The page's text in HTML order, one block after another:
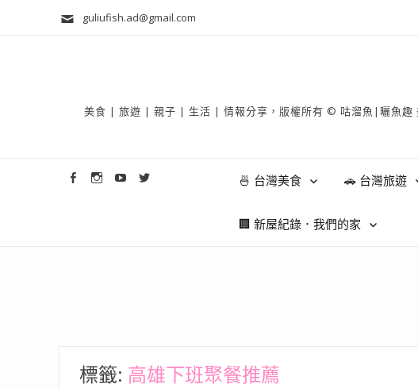
guliufish.ad@gmail.com
美食 | 旅遊 | 親子 | 生活 | 情報分享，版權所有 © 咕溜魚|曬魚趣
🍜 台灣美食 🚗 台灣旅遊
🏢 新屋紀錄．我們的家
標籤: 高雄下班聚餐推薦